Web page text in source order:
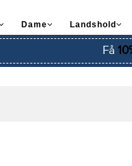
Dame Landshold
Få